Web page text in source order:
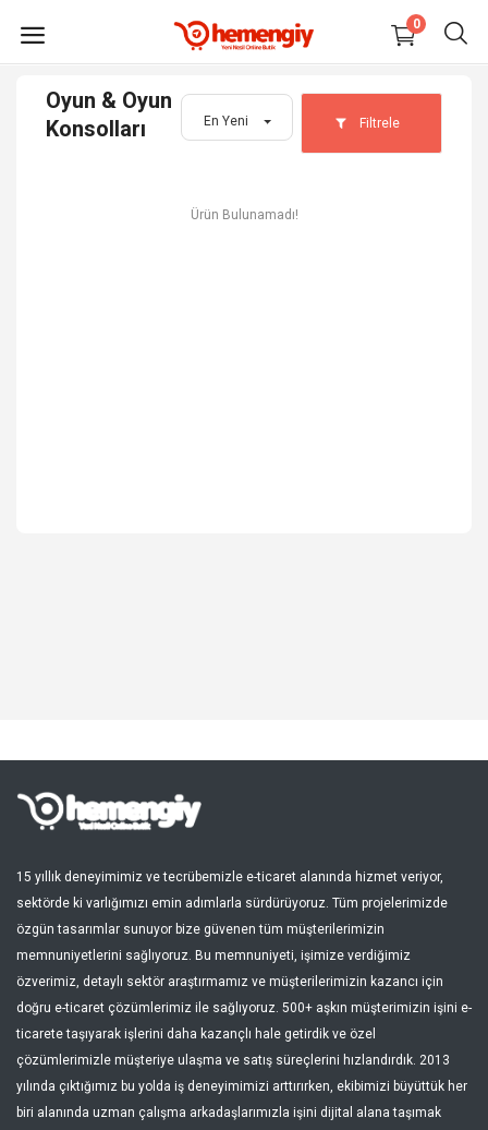
0
HEMEN
SATIŞ
Giriş Yap
Kayıt Ol
Türkçe
Oyun & Oyun
Konsolları
En Yeni Filtrele
Ürün Bulunamadı!
15 yıllık deneyimimiz ve tecrübemizle e-ticaret alanında hizmet veriyor,
sektörde ki varlığımızı emin adımlarla sürdürüyoruz. Tüm projelerimizde
özgün tasarımlar sunuyor bize güvenen tüm müşterilerimizin
memnuniyetlerini sağlıyoruz. Bu memnuniyeti, işimize verdiğimiz
özverimiz, detaylı sektör araştırmamız ve müşterilerimizin kazancı için
doğru e-ticaret çözümlerimiz ile sağlıyoruz. 500+ aşkın müşterimizin işini e-
ticarete taşıyarak işlerini daha kazançlı hale getirdik ve özel
çözümlerimizle müşteriye ulaşma ve satış süreçlerini hızlandırdık. 2013
yılında çıktığımız bu yolda iş deneyimimizi arttırırken, ekibimizi büyüttük her
biri alanında uzman çalışma arkadaşlarımızla işini dijital alana taşımak